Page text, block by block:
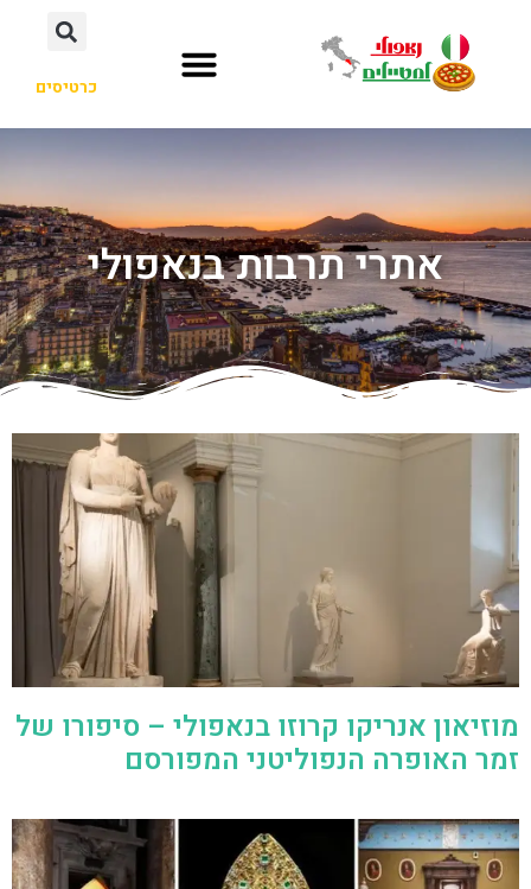
כרטיסים
אתרי תרבות בנאפולי
מוזיאון אנריקו קרוזו בנאפולי – סיפורו של
זמר האופרה הנפוליטני המפורסם